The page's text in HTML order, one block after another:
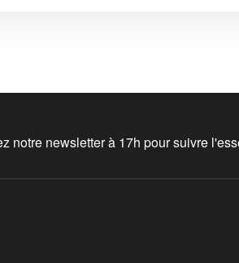
notre newsletter à 17h pour suivre